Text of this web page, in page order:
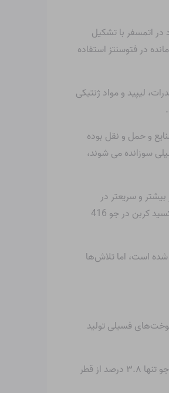
اتمسفر با تشکیل
در فتوسنتز استفاده
لیپید و مواد ژنتیکی
و حمل و نقل بوده
سوزانده می شوند،
و سریعتر در
مقایسه با افزایش طبیعی است که برای یک دوره 20000 ساله، یعنی از آخرین عصر یخبندان تا سال 1850 رخ داده است. آخرین سطح اندازه گیری شده دی اکسید کربن در جو 416
شده است، اما تلاش‌ها
سوخت‌های فسیلی تولید
جو زمین در مقایسه با قطر آن نسبتاً نازک است. ضخامت جو تقریباً ۴۸۰ کیلومتر و قطر آن در خط استوا ۱۲۷۴۲ کیلومتر است. این بدان معناست که ضخامت جو تنها ۳.۸ درصد از قطر